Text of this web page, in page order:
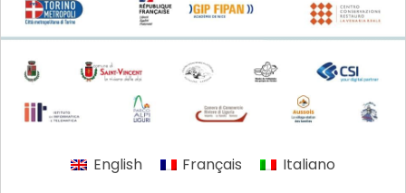
English Français Italiano